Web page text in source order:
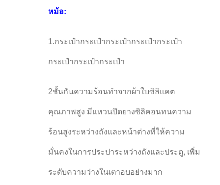
หม้อ:
1.กระเป๋ากระเป๋ากระเป๋ากระเป๋ากระเป๋า
กระเป๋ากระเป๋ากระเป๋า
2ชั้นกันความร้อนทําจากผ้าใบซิลิแคต
คุณภาพสูง มีแหวนปิดยางซิลิคอนทนความ
ร้อนสูงระหว่างถังและหน้าต่างที่ให้ความ
มั่นคงในการประปาระหว่างถังและประตู, เพิ่ม
ระดับความว่างในเตาอบอย่างมาก